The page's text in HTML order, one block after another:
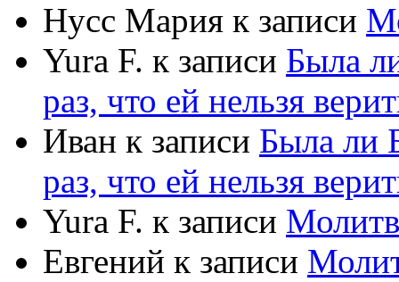
Нусс Мария к записи
Yura F. к записи Была
раз, что ей нельзя
Иван к записи Была ли
раз, что ей нельзя
Yura F. к записи
Евгений к записи